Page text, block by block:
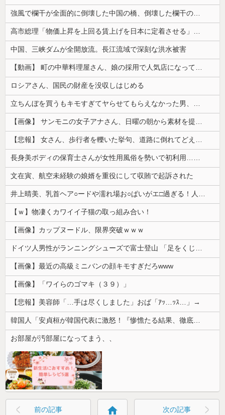
強風で欄干が全面的に倒壊した中国の橋、倒壊した欄干の破片を調べると凄まじい事実が発覚して……
高市総理「物価上昇を上回る賃上げを日本に定着させる」⇒ 国家公務員月給3.51％増へ
中国、三峡ダムが全開放流。長江流域で深刻な洪水被害
【動画】 町の中華料理屋さん、娘の採用で人気店になってしまう
ロシアさん、国民の財産を没収しはじめる
立ちんぼを買うもキモすぎてヤらせてもらえなかった男、代わりの足コキでまさかの大量身寸米青ｗｗｗ
【画像】 サンモニの女子アナさん、日曜の朝から素材を提供してしまう
【悲報】 女さん、歩行者を轢いた挙句、道路に倒れてどえらいことになってしまうw w w w w w w
長身美ボディの保育士さんが女性用風俗を勢いで初利用…子供に絶対見せられないメスの顔でイキまくり。
文在寅、航空未経験の娘婿を重役にして収賄で起訴された
井上晴美、乳首ヘア○ードや濡れ場お○ぱいがエ□過ぎる！人生最後のラスト写真集、最高！！
【ｗ】物凄くカワイイ子猫の取っ組み合い！
【画像】カップヌードル、限界突破ｗｗｗ
ドイツ人男性がランニングシューズで富士登山 「足をくじいて動けない」
【画像】最近の高級ミニバンの顔キモすぎだろwww
【画像】「ワイらのゴマキ（３９）」
【悲報】美容師「…手は尽くしました」おば「ｱｯ…ｯｽ…」→
韓国人「安貞桓が韓国代表に激怒！『惨憺たる結果、徹底的な刷新が必要だ』と監督や協会を痛烈批判」
お部屋が汚部屋になってまう、、
前の記事 home 次の記事